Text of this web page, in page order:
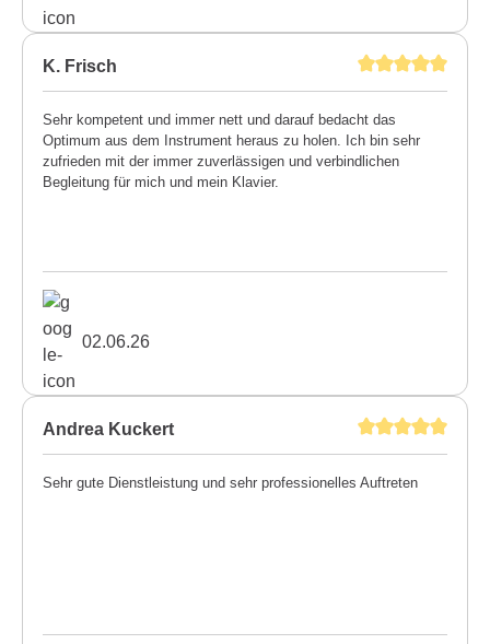
K. Frisch
Sehr kompetent und immer nett und darauf bedacht das
Optimum aus dem Instrument heraus zu holen. Ich bin sehr
zufrieden mit der immer zuverlässigen und verbindlichen
Begleitung für mich und mein Klavier.
02.06.26
Andrea Kuckert
Sehr gute Dienstleistung und sehr professionelles Auftreten